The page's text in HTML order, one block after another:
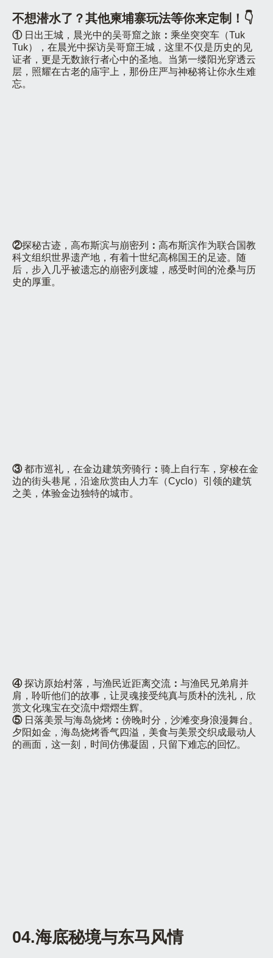
不想潜水了？其他柬埔寨玩法等你来定制！👇
①日出王城，晨光中的吴哥窟之旅 ： 乘坐突突车（Tuk
Tuk），在晨光中探访吴哥窟王城，这里不仅是历史的见
证者，更是无数旅行者心中的圣地。当第一缕阳光穿透云
层，照耀在古老的庙宇上，那份庄严与神秘将让你永生难
忘。
②探秘古迹，高布斯滨与崩密列 ： 高布斯滨作为联合国教
科文组织世界遗产地，有着十世纪高棉国王的足迹。随
后，步入几乎被遗忘的崩密列废墟，感受时间的沧桑与历
史的厚重。
③都市巡礼，在金边建筑旁骑行 ： 骑上自行车，穿梭在金
边的街头巷尾，沿途欣赏由人力车（Cyclo）引领的建筑
之美，体验金边独特的城市。
④探访原始村落，与渔民近距离交流 ： 与渔民兄弟肩并
肩，聆听他们的故事，让灵魂接受纯真与质朴的洗礼，欣
赏文化瑰宝在交流中熠熠生辉。
⑤ 日落美景与海岛烧烤 ： 傍晚时分，沙滩变身浪漫舞台。
夕阳如金，海岛烧烤香气四溢，美食与美景交织成最动人
的画面，这一刻，时间仿佛凝固，只留下难忘的回忆。
04.海底秘境与东马风情